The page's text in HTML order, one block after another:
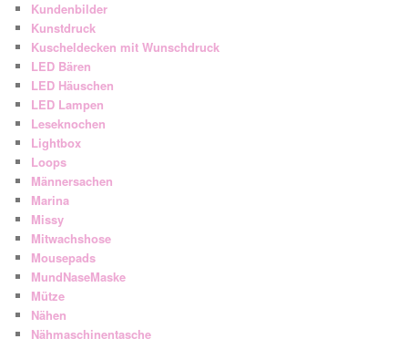
Kundenbilder
Kunstdruck
Kuscheldecken mit Wunschdruck
LED Bären
LED Häuschen
LED Lampen
Leseknochen
Lightbox
Loops
Männersachen
Marina
Missy
Mitwachshose
Mousepads
MundNaseMaske
Mütze
Nähen
Nähmaschinentasche